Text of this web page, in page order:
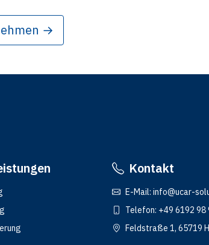
→
Kontakt
E-Mail: info@ucar-
Telefon: +49 6192 98
Feldstraße 1, 65719